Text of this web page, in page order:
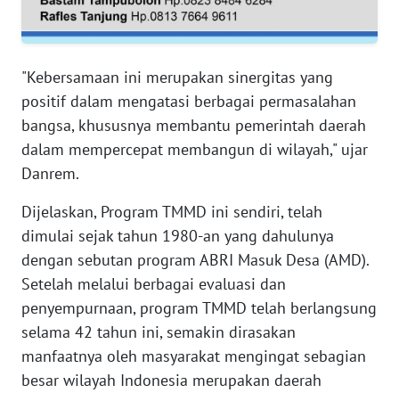
"Kebersamaan ini merupakan sinergitas yang
positif dalam mengatasi berbagai permasalahan
bangsa, khususnya membantu pemerintah daerah
dalam mempercepat membangun di wilayah," ujar
Danrem.
Dijelaskan, Program TMMD ini sendiri, telah
dimulai sejak tahun 1980-an yang dahulunya
dengan sebutan program ABRI Masuk Desa (AMD).
Setelah melalui berbagai evaluasi dan
penyempurnaan, program TMMD telah berlangsung
selama 42 tahun ini, semakin dirasakan
manfaatnya oleh masyarakat mengingat sebagian
besar wilayah Indonesia merupakan daerah
JAMBI
SULTRA
WN
NTB
SULTENG
WN
SULBAR
WN
BABEL